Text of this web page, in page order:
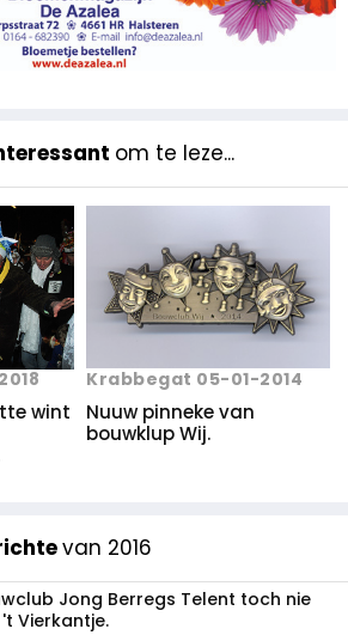
om te leze...
wint
Krabbegat 05-01-2014
Nuuw pinneke van
bouwklup Wij.
van 2016
Jong Berregs Telent toch nie
Vierkantje.